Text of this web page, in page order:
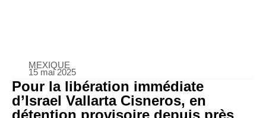
MEXIQUE
15 mai 2025
Pour la libération immédiate
d’Israel Vallarta Cisneros, en